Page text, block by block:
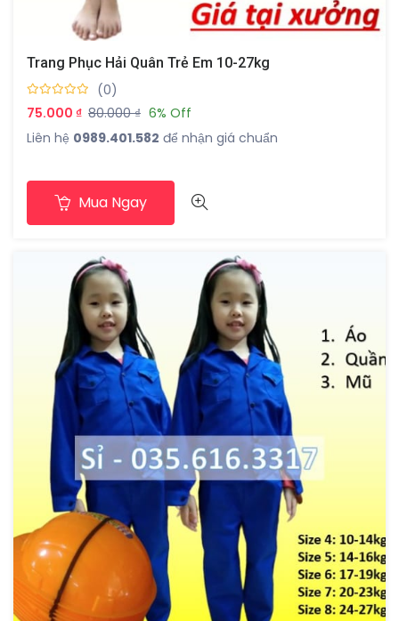
Trang Phục Hải Quân Trẻ Em 10-27kg
(0)
75.000 ₫ 80.000 ₫ 6% Off
Liên hệ 0989.401.582 để nhận giá chuẩn
Mua Ngay